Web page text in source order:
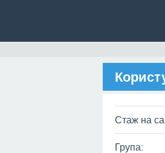
Стаж на
Група: